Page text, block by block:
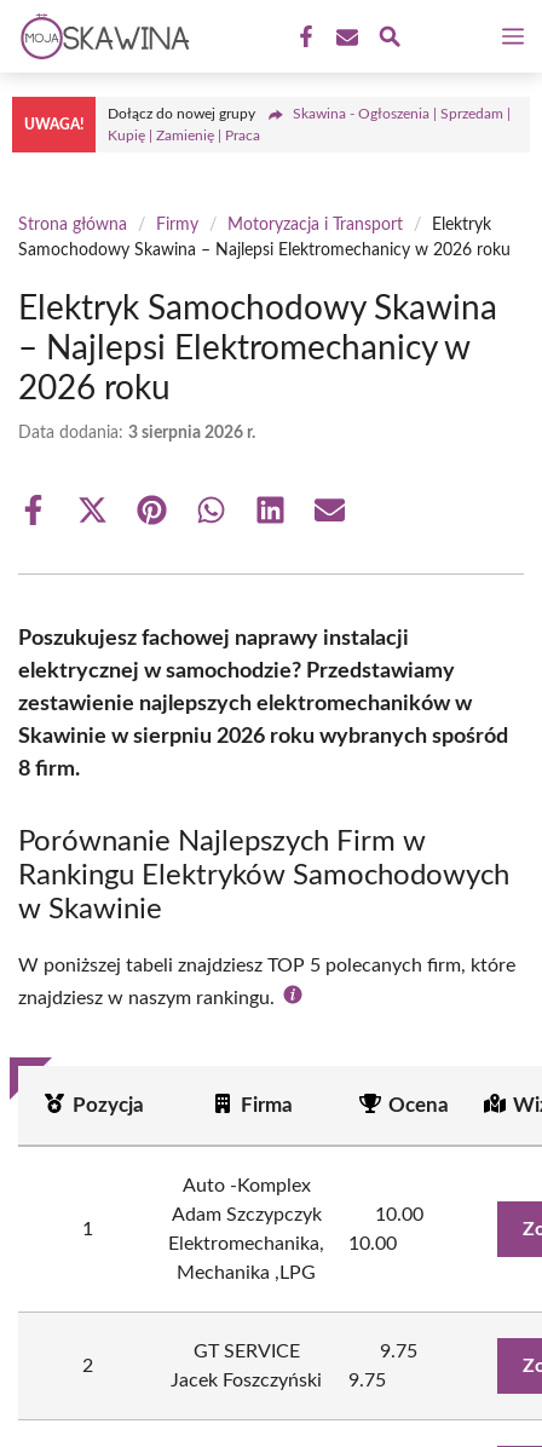
Przejdź
treści
UWAGA!
Dołącz do nowej grupy
Skawina - Ogłoszenia | Sprzedam |
Kupię | Zamienię | Praca
Strona główna / Firmy / Motoryzacja i Transport /
Elektryk
Samochodowy Skawina – Najlepsi Elektromechanicy w 2026 roku
Elektryk Samochodowy Skawina
– Najlepsi Elektromechanicy w
2026 roku
Data dodania: 3 sierpnia 2026 r.
Share
Share
(Twitter)
Share Share Share Share
Poszukujesz fachowej naprawy instalacji
elektrycznej w samochodzie? Przedstawiamy
zestawienie najlepszych elektromechaników w
Skawinie w sierpniu 2026 roku wybranych spośród
8 firm.
Porównanie Najlepszych Firm w
Rankingu Elektryków Samochodowych
w Skawinie
W poniższej tabeli znajdziesz TOP 5 polecanych firm, które
znajdziesz w naszym rankingu.
Pozycja Firma Ocena
1
Auto -Komplex
Adam Szczypczyk
Elektromechanika,
Mechanika ,LPG
10.00
10.00
2
GT SERVICE
Jacek Foszczyński
9.75
9.75